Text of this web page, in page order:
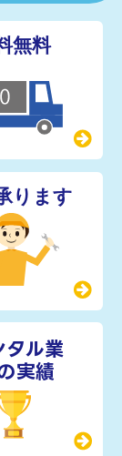
タル業
実績